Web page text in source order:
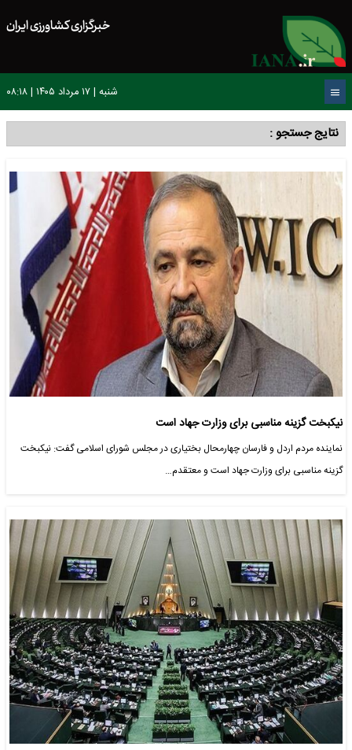
خبرگزاری کشاورزی ایران
شنبه | ۱۷ مرداد ۱۴۰۵ | ۰۸:۱۹
نتایج جستجو :
نیکبخت گزینه مناسبی برای وزارت جهاد است
نماینده مردم اردل و فارسان چهارمحال بختیاری در مجلس شورای اسلامی گفت: نیکبخت
گزینه مناسبی برای وزارت جهاد است و معتقدم…